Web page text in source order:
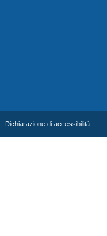
Dichiarazione di accessibilità